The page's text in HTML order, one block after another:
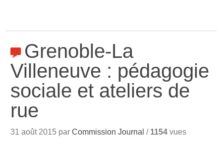
Grenoble-La
Villeneuve : pédagogie
sociale et ateliers de
rue
31 août 2015 parCommission Journal / 1154 vues